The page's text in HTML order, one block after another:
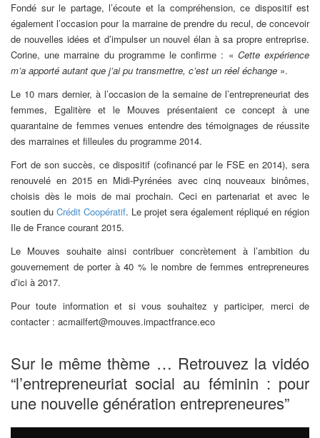
Fondé sur le partage, l’écoute et la compréhension, ce dispositif est
également l’occasion pour la marraine de prendre du recul, de concevoir
de nouvelles idées et d’impulser un nouvel élan à sa propre entreprise.
Corine, une marraine du programme le confirme : « Cette expérience
m’a apporté autant que j’ai pu transmettre, c’est un réel échange ».
Le 10 mars dernier, à l’occasion de la semaine de l’entrepreneuriat des
femmes, Egalitère et le Mouves présentaient ce concept à une
quarantaine de femmes venues entendre des témoignages de réussite
des marraines et filleules du programme 2014.
Fort de son succès, ce dispositif (cofinancé par le FSE en 2014), sera
renouvelé en 2015 en Midi-Pyrénées avec cinq nouveaux binômes,
choisis dès le mois de mai prochain. Ceci en partenariat et avec le
soutien du Crédit Coopératif. Le projet sera également répliqué en région
Ile de France courant 2015.
Le Mouves souhaite ainsi contribuer concrètement à l’ambition du
gouvernement de porter à 40 % le nombre de femmes entrepreneures
d’ici à 2017.
Pour toute information et si vous souhaitez y participer, merci de
contacter : acmailfert@mouves.impactfrance.eco
Sur le même thème … Retrouvez la vidéo
“l’entrepreneuriat social au féminin : pour
une nouvelle génération entrepreneures”